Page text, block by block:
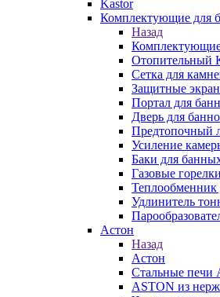
Kastor
Комплектующие для
Назад
Отопительный
Сетка для
Защитные
Портал для
Дверь для
Предтопочный
Усиление
Баки для
Газовые горелки
Теплообменник
Удлинитель
Астон
Назад
Астон
Стальные печи
ASTON из